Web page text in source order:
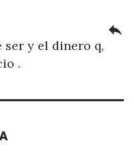
ser y el dinero q,
.
reply